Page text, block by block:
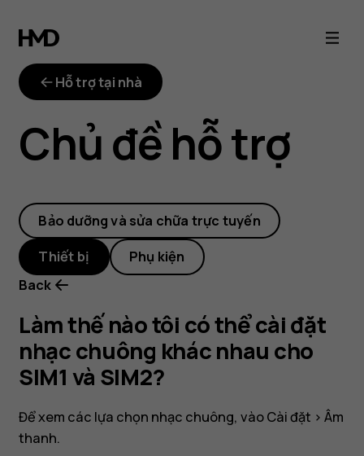
Làm
thế
nào
tôi
có
thể
cài
đặt
nhạc
chuông
Hỗ trợ tại nhà
Chủ đề hỗ trợ
Bảo dưỡng và sửa chữa trực tuyến
Thiết bị
Phụ kiện
Back
Làm thế nào tôi có thể cài đặt
nhạc chuông khác nhau cho
SIM1 và SIM2?
Để xem các lựa chọn nhạc chuông, vàoCài đặt > Âm
thanh.